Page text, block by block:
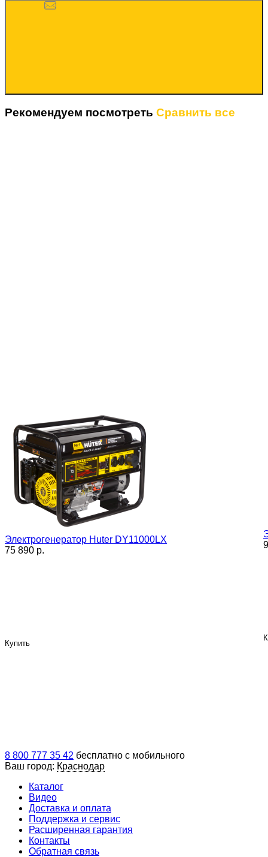
Рекомендуем посмотреть Сравнить все
Электрогенератор Huter DY11000LX
75 890 p.
Купить
8 800 777 35 42 бесплатно с мобильного
Ваш город: Краснодар
Каталог
Видео
Доставка и оплата
Поддержка и сервис
Расширенная гарантия
Контакты
Обратная связь